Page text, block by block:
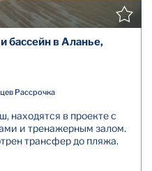
бассейн в Аланье,
Рассрочка
находятся в проекте с
и тренажерным залом.
трансфер до пляжа.